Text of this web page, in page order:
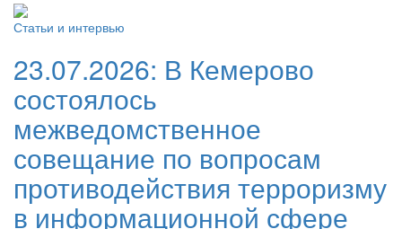
Статьи и интервью
23.07.2026: В Кемерово
состоялось
межведомственное
совещание по вопросам
противодействия терроризму
в информационной сфере